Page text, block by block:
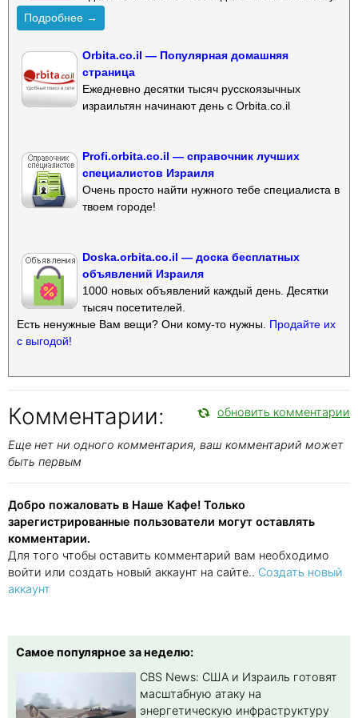
Подробнее →
Orbita.co.il — Популярная домашняя
страница
Ежедневно десятки тысяч русскоязычных
израильтян начинают день с Orbita.co.il
Profi.orbita.co.il — справочник лучших
специалистов Израиля
Очень просто найти нужного тебе специалиста в
твоем городе!
Doska.orbita.co.il — доска бесплатных
объявлений Израиля
1000 новых объявлений каждый день. Десятки
тысяч посетителей.
Есть ненужные Вам вещи? Они кому-то нужны. Продайте их
с выгодой!
Комментарии: обновить комментарии
Еще нет ни одного комментария, ваш комментарий может
быть первым
Добро пожаловать в Наше Кафе! Только
зарегистрированные пользователи могут оставлять
комментарии.
Для того чтобы оставить комментарий вам необходимо
войти или создать новый аккаунт на сайте.. Создать новый
аккаунт
Самое популярное за неделю:
CBS News: США и Израиль готовят
масштабную атаку на
энергетическую инфраструктуру